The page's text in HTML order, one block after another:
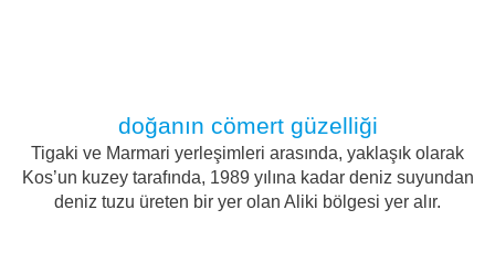
doğanın cömert güzelliği
Tigaki ve Marmari yerleşimleri arasında, yaklaşık olarak
Kos’un kuzey tarafında, 1989 yılına kadar deniz suyundan
deniz tuzu üreten bir yer olan Aliki bölgesi yer alır.